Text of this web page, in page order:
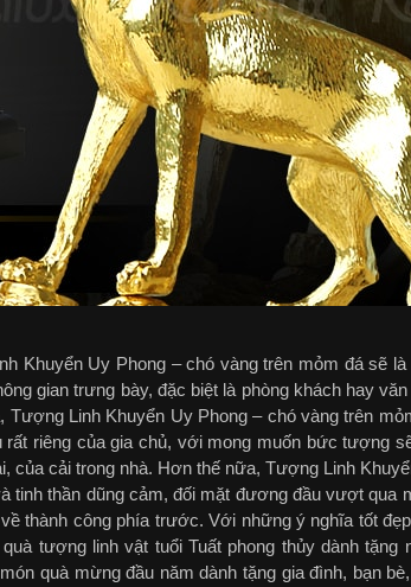
Khuyển Uy Phong – chó vàng trên mỏm đá sẽ
gian trưng bày, đặc biệt là phòng khách hay
Linh Khuyển Uy Phong – chó vàng trên
riêng của gia chủ, với mong muốn bức tượng
của cải trong nhà. Hơn thế nữa, Tượng Linh
thần dũng cảm, đối mặt đương đầu vượt qua
thành công phía trước. Với những ý nghĩa tốt
tượng linh vật tuổi Tuất phong thủy dành tặng
quà mừng đầu năm dành tặng gia đình, bạn